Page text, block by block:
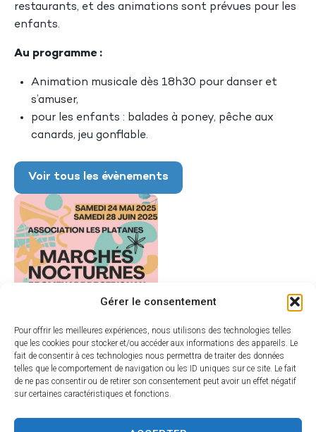
Gérer le consentement
Pour offrir les meilleures expériences, nous utilisons des technologies telles
que les cookies pour stocker et/ou accéder aux informations des appareils. Le
fait de consentir à ces technologies nous permettra de traiter des données
telles que le comportement de navigation ou les ID uniques sur ce site. Le fait
de ne pas consentir ou de retirer son consentement peut avoir un effet négatif
sur certaines caractéristiques et fonctions.
restaurants, et des animations sont prévues pour les
enfants.
Au programme :
Animation musicale dès 18h30 pour danser et
s’amuser,
pour les enfants : balades à poney, pêche aux
canards, jeu gonflable.
Voir tous les évènements